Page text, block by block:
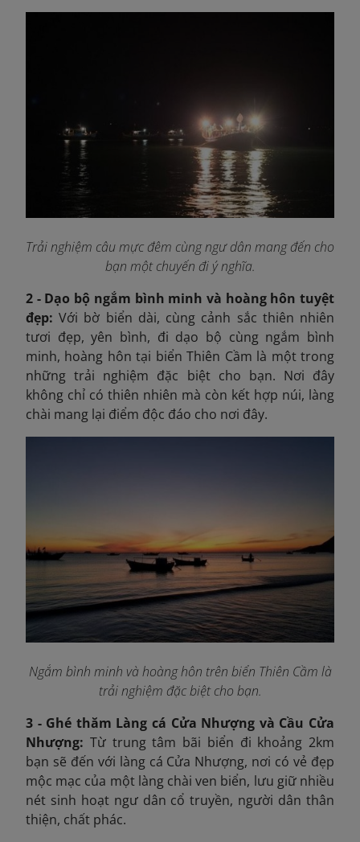
Trải nghiệm câu mực đêm cùng ngư dân mang đến cho
bạn một chuyến đi ý nghĩa.
2 - Dạo bộ ngắm bình minh và hoàng hôn tuyệt
đẹp:Với bờ biển dài, cùng cảnh sắc thiên nhiên
tươi đẹp, yên bình, đi dạo bộ cùng ngắm bình
minh, hoàng hôn tại biển Thiên Cầm là một trong
những trải nghiệm đặc biệt cho bạn. Nơi đây
không chỉ có thiên nhiên mà còn kết hợp núi, làng
chài mang lại điểm độc đáo cho nơi đây.
Ngắm bình minh và hoàng hôn trên biển Thiên Cầm là
trải nghiệm đặc biệt cho bạn.
3 - Ghé thăm Làng cá Cửa Nhượng và Cầu Cửa
Nhượng: Từ trung tâm bãi biển đi khoảng 2km
bạn sẽ đến với làng cá Cửa Nhượng, nơi có vẻ đẹp
mộc mạc của một làng chài ven biển, lưu giữ nhiều
nét sinh hoạt ngư dân cổ truyền, người dân thân
thiện, chất phác.